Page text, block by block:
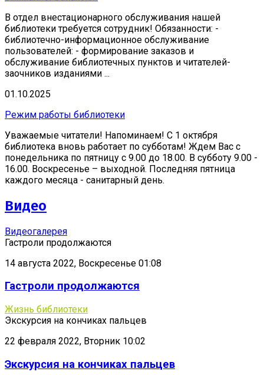
В отдел внестационарного обслуживания нашей
библиотеки требуется сотрудник! Обязанности: -
библиотечно-информационное обслуживание
пользователей: - формирование заказов и
обслуживание библиотечных пунктов и читателей-
заочников изданиями ...
01.10.2025
Режим работы библиотеки
Уважаемые читатели! Напоминаем! С 1 октября
библиотека вновь работает по субботам! Ждем Вас с
понедельника по пятницу с 9.00 до 18.00. В субботу 9.00 -
16.00. Воскресенье – выходной. Последняя пятница
каждого месяца - санитарный день.
Видео
Видеогалерея
Гастроли продолжаются
14 августа 2022, Воскресенье 01:08
Гастроли продолжаются
Жизнь библиотеки
Экскурсия на кончиках пальцев
22 февраля 2022, Вторник 10:02
Экскурсия на кончиках пальцев